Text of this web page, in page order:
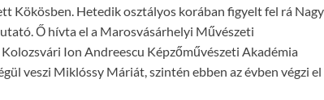
Kökösben. Hetedik osztályos korában figyelt fel rá Nagy
Ő hívta el a Marosvásárhelyi Művészeti
Ion Andreescu Képzőművészeti Akadémia
veszi Miklóssy Máriát, szintén ebben az évben végzi el